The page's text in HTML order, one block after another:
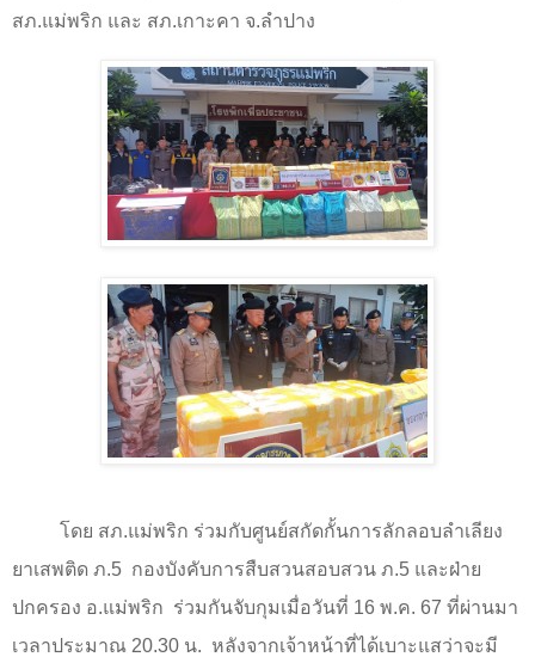
สภ.แม่พริก และ สภ.เกาะคา จ.ลำปาง
โดย สภ.แม่พริก ร่วมกับศูนย์สกัดกั้นการลักลอบลำเลียง
ยาเสพติด ภ.5 กองบังคับการสืบสวนสอบสวน ภ.5 และฝ่าย
ปกครอง อ.แม่พริก ร่วมกันจับกุมเมื่อวันที่ 16 พ.ค. 67 ที่ผ่านมา
เวลาประมาณ 20.30 น. หลังจากเจ้าหน้าที่ได้เบาะแสว่าจะมี